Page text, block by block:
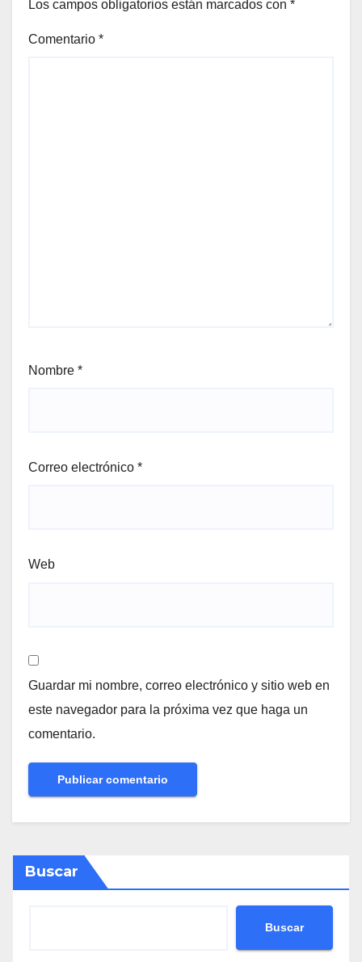
Los campos obligatorios están marcados con *
Comentario *
Nombre *
Correo electrónico *
Web
Guardar mi nombre, correo electrónico y sitio web en
este navegador para la próxima vez que haga un
comentario.
Buscar
Buscar